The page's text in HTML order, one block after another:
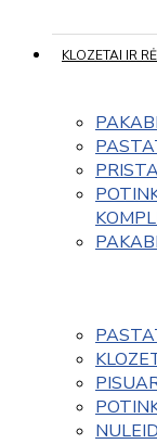
KLOZETAI IR